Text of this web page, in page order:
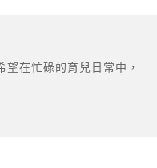
在忙碌的育兒日常中，